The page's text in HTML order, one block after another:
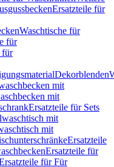
Ersatzteile für
Waschtische für
für
für
Dekorblenden
mit
mit
Ersatzteile für Sets
mit
mit
Ersatzteile
Ersatzteile für
für Für